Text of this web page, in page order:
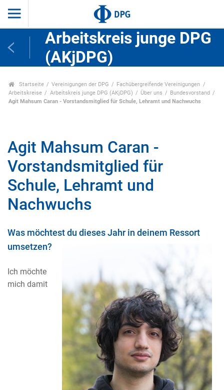
Arbeitskreis junge DPG
(AKjDPG)
Startseite Vereinigungen der DPG
Fachübergreifende Vereinigungen
Arbeitskreise
Arbeitskreis junge DPG (AKjDPG) Über uns
Bundesvorstand
Agit Mahsum Caran - Vorstandsmitglied für Schule, Lehramt und Nachwuchs
Agit Mahsum Caran -
Vorstandsmitglied für
Schule, Lehramt und
Nachwuchs
Was möchtest du dieses Jahr in deinem Ressort
umsetzen?
Ich möchte
mich damit